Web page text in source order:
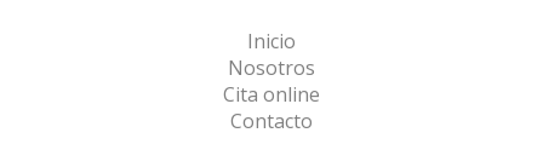
Inicio
Nosotros
Cita online
Contacto